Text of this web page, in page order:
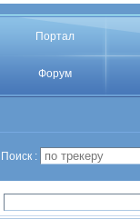
Портал
Форум
Поиск :